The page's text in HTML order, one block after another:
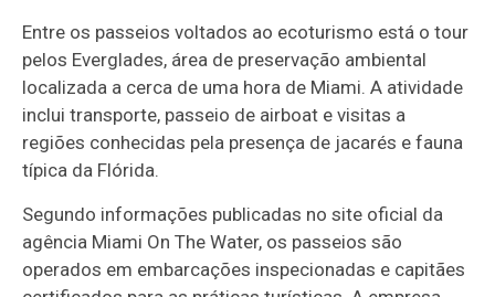
Entre os passeios voltados ao ecoturismo está o tour
pelos Everglades, área de preservação ambiental
localizada a cerca de uma hora de Miami. A atividade
inclui transporte, passeio de airboat e visitas a
regiões conhecidas pela presença de jacarés e fauna
típica da Flórida.
Segundo informações publicadas no site oficial da
agência Miami On The Water, os passeios são
operados em embarcações inspecionadas e capitães